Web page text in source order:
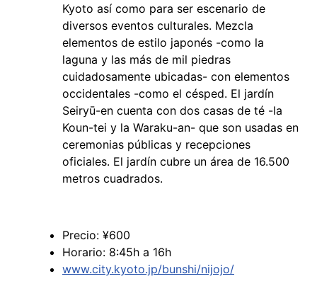
Kyoto así como para ser escenario de
diversos eventos culturales. Mezcla
elementos de estilo japonés -como la
laguna y las más de mil piedras
cuidadosamente ubicadas- con elementos
occidentales -como el césped. El jardín
Seiryū-en cuenta con dos casas de té -la
Koun-tei y la Waraku-an- que son usadas en
ceremonias públicas y recepciones
oficiales. El jardín cubre un área de 16.500
metros cuadrados.
Precio: ¥600
Horario: 8:45h a 16h
www.city.kyoto.jp/bunshi/nijojo/